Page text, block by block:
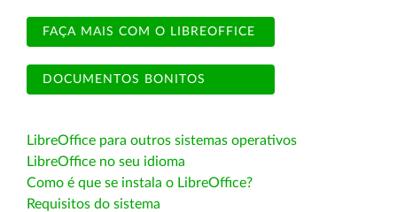
FAÇA MAIS COM O LIBREOFFICE
DOCUMENTOS BONITOS
LibreOffice para outros sistemas operativos
LibreOffice no seu idioma
Como é que se instala o LibreOffice?
Requisitos do sistema